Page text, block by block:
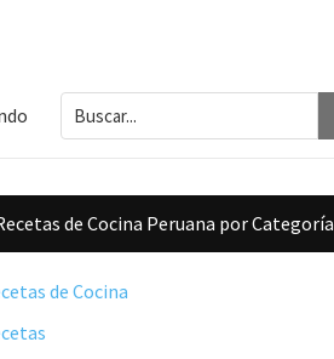
Buscar...
de Cocina Peruana por Categoría
de Cocina